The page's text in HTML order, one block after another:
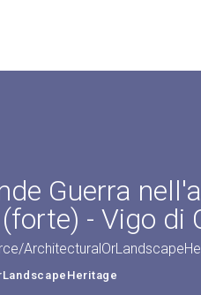
Guerra
- Vigo di